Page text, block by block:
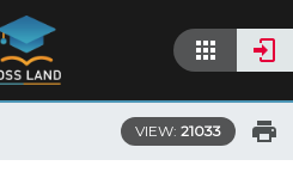
VIEW: 21033